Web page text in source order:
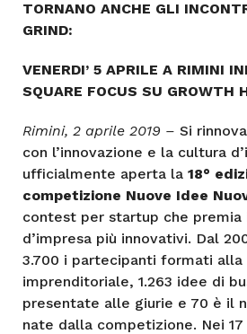
TORNANO ANCHE GLI
GRIND:
VENERDI’ 5 APRILE A RIMINI
SQUARE FOCUS SU GROWTH
Rimini, 2 aprile 2019 – Si
con l’innovazione e la cultura
ufficialmente aperta la 18°
competizione Nuove Idee
contest per startup che
d’impresa più innovativi. Dal
3.700 i partecipanti formati alla
imprenditoriale, 1.263 idee di
presentate alle giurie e 70 è il
nate dalla competizione. Nei 17